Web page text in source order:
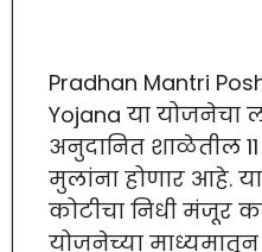
Pradhan Mantri
Yojana या योजनेचा
अनुदानित शाळेतील
मुलांना होणार आहे.
कोटीचा निधी मंजूर
योजनेच्या